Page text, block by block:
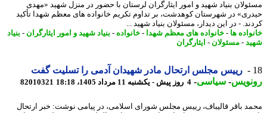
بنیاد شهید و امور ایثارگران لرستان با حضور در منزل شهید «مهدی
در شهرستان کوهدشت، بر تداوم تکریم خانواده های معظم شهدا تأکید
- در این دیدار، مسئولان بنیاد شهید ...
ها- خانواده های معظم شهدا-خانواده- بنیاد شهید و امور ایثارگران-
بنیاد
-مسئولان-ایثارگران
رییس مجلس ارتحال مادر شهیدان آدمی را تسلیت گفت
-سیاسی-4 روز پیش - یکشنبه 11 مرداد 1405، 18:18 82010321
باقر قالیباف، رییس مجلس شورای اسلامی، در پیامی نوشت: خبر ارتحال